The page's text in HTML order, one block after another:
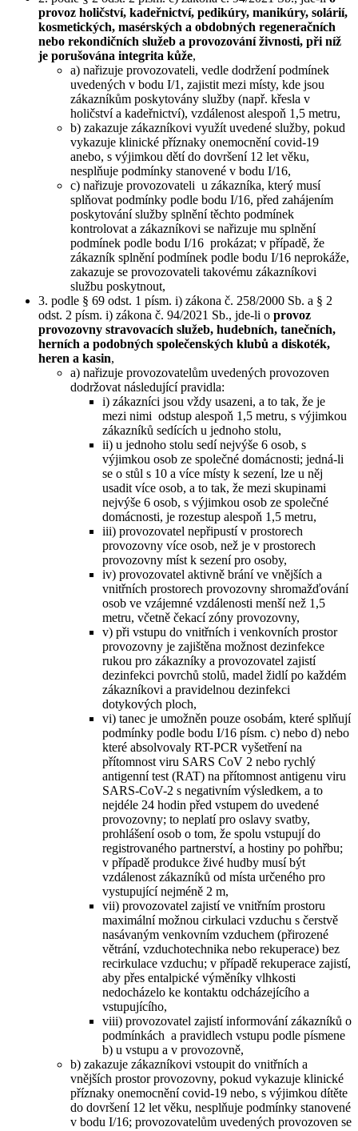
provoz holičství, kadeřnictví, pedikúry, manikúry, solárií,
kosmetických, masérských a obdobných regeneračních
nebo rekondičních služeb a provozování živnosti, při níž
je porušována integrita kůže,
a) nařizuje provozovateli, vedle dodržení podmínek
uvedených v bodu I/1, zajistit mezi místy, kde jsou
zákazníkům poskytovány služby (např. křesla v
holičství a kadeřnictví), vzdálenost alespoň 1,5 metru,
b) zakazuje zákazníkovi využít uvedené služby, pokud
vykazuje klinické příznaky onemocnění covid-19
anebo, s výjimkou dětí do dovršení 12 let věku,
nesplňuje podmínky stanovené v bodu I/16,
c) nařizuje provozovateli u zákazníka, který musí
splňovat podmínky podle bodu I/16, před zahájením
poskytování služby splnění těchto podmínek
kontrolovat a zákazníkovi se nařizuje mu splnění
podmínek podle bodu I/16 prokázat; v případě, že
zákazník splnění podmínek podle bodu I/16 neprokáže,
zakazuje se provozovateli takovému zákazníkovi
službu poskytnout,
3. podle § 69 odst. 1 písm. i) zákona č. 258/2000 Sb. a § 2
odst. 2 písm. i) zákona č. 94/2021 Sb., jde-li o provoz
provozovny stravovacích služeb, hudebních, tanečních,
herních a podobných společenských klubů a diskoték,
heren a kasin,
a) nařizuje provozovatelům uvedených provozoven
dodržovat následující pravidla:
i) zákazníci jsou vždy usazeni, a to tak, že je
mezi nimi odstup alespoň 1,5 metru, s výjimkou
zákazníků sedících u jednoho stolu,
ii) u jednoho stolu sedí nejvýše 6 osob, s
výjimkou osob ze společné domácnosti; jedná-li
se o stůl s 10 a více místy k sezení, lze u něj
usadit více osob, a to tak, že mezi skupinami
nejvýše 6 osob, s výjimkou osob ze společné
domácnosti, je rozestup alespoň 1,5 metru,
iii) provozovatel nepřipustí v prostorech
provozovny více osob, než je v prostorech
provozovny míst k sezení pro osoby,
iv) provozovatel aktivně brání ve vnějších a
vnitřních prostorech provozovny shromažďování
osob ve vzájemné vzdálenosti menší než 1,5
metru, včetně čekací zóny provozovny,
v) při vstupu do vnitřních i venkovních prostor
provozovny je zajištěna možnost dezinfekce
rukou pro zákazníky a provozovatel zajistí
dezinfekci povrchů stolů, madel židlí po každém
zákazníkovi a pravidelnou dezinfekci
dotykových ploch,
vi) tanec je umožněn pouze osobám, které splňují
podmínky podle bodu I/16 písm. c) nebo d) nebo
které absolvovaly RT-PCR vyšetření na
přítomnost viru SARS CoV 2 nebo rychlý
antigenní test (RAT) na přítomnost antigenu viru
SARS-CoV-2 s negativním výsledkem, a to
nejdéle 24 hodin před vstupem do uvedené
provozovny; to neplatí pro oslavy svatby,
prohlášení osob o tom, že spolu vstupují do
registrovaného partnerství, a hostiny po pohřbu;
v případě produkce živé hudby musí být
vzdálenost zákazníků od místa určeného pro
vystupující nejméně 2 m,
vii) provozovatel zajistí ve vnitřním prostoru
maximální možnou cirkulaci vzduchu s čerstvě
nasávaným venkovním vzduchem (přirozené
větrání, vzduchotechnika nebo rekuperace) bez
recirkulace vzduchu; v případě rekuperace zajistí,
aby přes entalpické výměníky vlhkosti
nedocházelo ke kontaktu odcházejícího a
vstupujícího,
viii) provozovatel zajistí informování zákazníků o
podmínkách a pravidlech vstupu podle písmene
b) u vstupu a v provozovně,
b) zakazuje zákazníkovi vstoupit do vnitřních a
vnějších prostor provozovny, pokud vykazuje klinické
příznaky onemocnění covid-19 nebo, s výjimkou dítěte
do dovršení 12 let věku, nesplňuje podmínky stanovené
v bodu I/16; provozovatelům uvedených provozoven se